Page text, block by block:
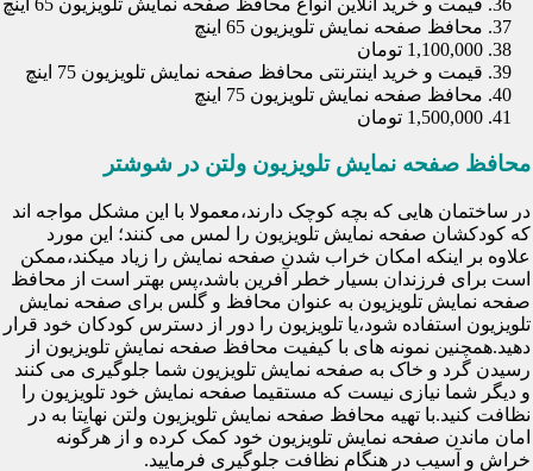
قیمت و خرید آنلاین انواع محافظ صفحه نمایش تلویزیون 65 اینچ
محافظ صفحه نمایش تلویزیون 65 اینچ
1,100,000 تومان
قیمت و خرید اینترنتی محافظ صفحه نمایش تلویزیون 75 اینچ
محافظ صفحه نمایش تلویزیون 75 اینچ
1,500,000 تومان
محافظ صفحه نمایش تلویزیون ولتن در شوشتر
در ساختمان هایی که بچه کوچک دارند،معمولا با این مشکل مواجه اند
که کودکشان صفحه نمایش تلویزیون را لمس می کنند؛ این مورد
علاوه بر اینکه امکان خراب شدن صفحه نمایش را زیاد میکند،ممکن
است برای فرزندان بسیار خطر آفرین باشد،پس بهتر است از محافظ
صفحه نمایش تلویزیون به عنوان محافظ و گلس برای صفحه نمایش
تلویزیون استفاده شود،یا تلویزیون را دور از دسترس کودکان خود قرار
دهید.همچنین نمونه های با کیفیت محافظ صفحه نمایش تلویزیون از
رسیدن گرد و خاک به صفحه نمایش تلویزیون شما جلوگیری می کنند
و دیگر شما نیازی نیست که مستقیما صفحه نمایش خود تلویزیون را
نظافت کنید.با تهیه محافظ صفحه نمایش تلویزیون ولتن نهایتا به در
امان ماندن صفحه نمایش تلویزیون خود کمک کرده و از هرگونه
خراش و آسیب در هنگام نظافت جلوگیری فرمایید.